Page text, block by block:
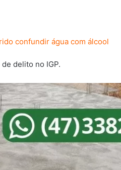
confundir água com álcool
delito no IGP.